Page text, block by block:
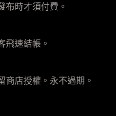
布時才須付費。
飛速結帳。
商店授權。永不過期。